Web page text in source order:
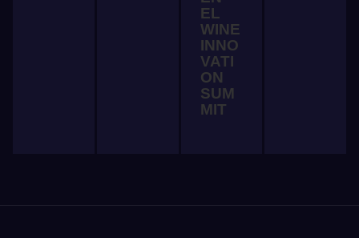
EL
WINE
INNO
VATI
ON
SUM
MIT